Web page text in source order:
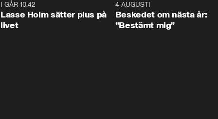
I GÅR 10:42
Lasse Holm sätter plus på
livet
4 AUGUSTI
Beskedet om nästa år:
”Bestämt mig”